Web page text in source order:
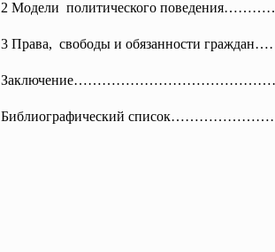
2 Модели политического
3 Права, свободы и обязанности граждан…
Библиографический